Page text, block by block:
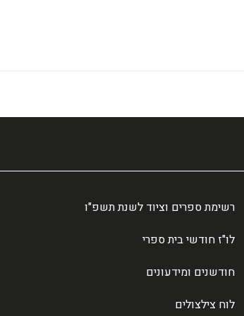
רשימת ספרים וציוד לשנת תשפ"ו
לו"ז חודשי בית ספרי
חודשנים ומידעונים
לוח צילצולים